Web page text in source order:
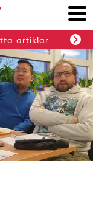
artiklar